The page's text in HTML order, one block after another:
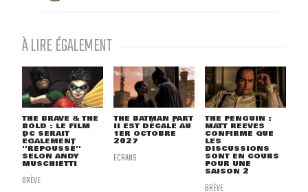
À LIRE ÉGALEMENT
THE BRAVE & THE
BOLD : LE FILM
DC SERAIT
ÉGALEMENT
''REPOUSSÉ''
SELON ANDY
MUSCHIETTI
BRÈVE
THE BATMAN PART
II EST DÉCALÉ AU
1ER OCTOBRE
2027
ECRANS
THE PENGUIN :
MATT REEVES
CONFIRME QUE
LES
DISCUSSIONS
SONT EN COURS
POUR UNE
SAISON 2
BRÈVE